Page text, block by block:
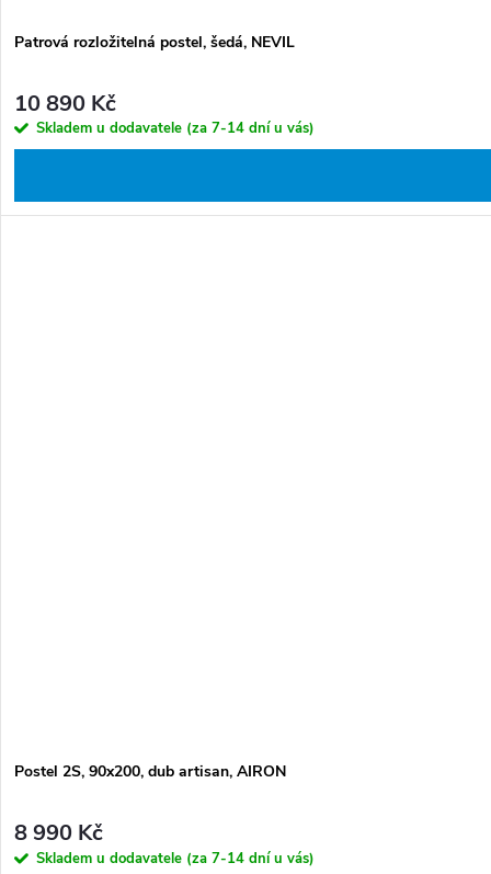
Patrová rozložitelná postel, šedá, NEVIL
10 890 Kč
Skladem u dodavatele (za 7-14 dní u vás)
Postel 2S, 90x200, dub artisan, AIRON
8 990 Kč
Skladem u dodavatele (za 7-14 dní u vás)